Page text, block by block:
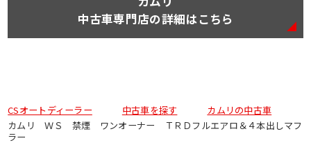
中古車専門店の詳細はこちら
CSオートディーラー 中古車を探す
カムリの中古車
カムリ ＷＳ 禁煙 ワンオーナー ＴＲＤフルエアロ＆４本出しマフ
ラー